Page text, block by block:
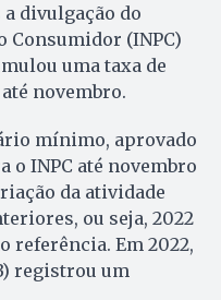
divulgação do
Consumidor (INPC)
uma taxa de
novembro.
mínimo, aprovado
o INPC até novembro
da atividade
ou seja, 2022
referência. Em 2022,
registrou um